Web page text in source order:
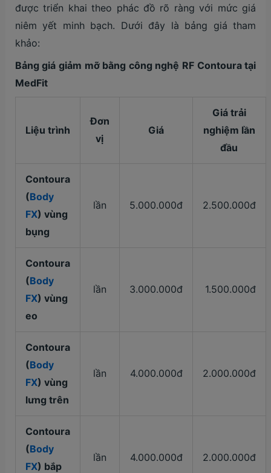
được triển khai theo phác đồ rõ ràng với mức giá
niêm yết minh bạch. Dưới đây là bảng giá tham
khảo:
Bảng giá giảm mỡ bằng công nghệ RF Contoura tại
MedFit
Liệu trình
Đơn
vị
Giá
Giá trải
nghiệm lần
đầu
Contoura
(Body
FX) vùng
bụng
lần 5.000.000đ 2.500.000đ
Contoura
(Body
FX) vùng
eo
lần 3.000.000đ 1.500.000đ
Contoura
(Body
FX) vùng
lưng trên
lần 4.000.000đ 2.000.000đ
Contoura
(Body
FX) bắp
lần 4.000.000đ 2.000.000đ